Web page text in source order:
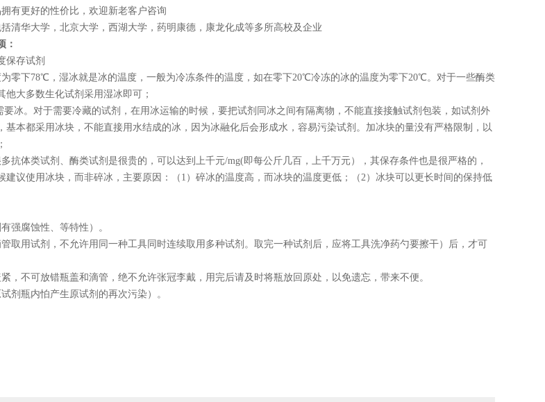
有更好的性价比，欢迎新老客户咨询
清华大学，北京大学，西湖大学，药明康德，康龙化成等多所高校及企业
：
保存试剂
零下78℃ ，湿冰就是冰的温度，一般为冷冻条件的温度，如在零下20℃冷冻的冰的温度为零下20℃。对于一些酶类
大多数生化试剂采用湿冰即可；
要冰。对于需要冷藏的试剂，在用冰运输的时候，要把试剂同冰之间有隔离物，不能直接接触试剂包装，如试剂外
基本都采用冰块，不能直接用水结成的冰，因为冰融化后会形成水，容易污染试剂。加冰块的量没有严格限制，以
抗体类试剂、酶类试剂是很贵的，可以达到上千元/mg(即每公斤几百，上千万元），其保存条件也是很严格的，
建议使用冰块，而非碎冰，主要原因：（ 1 ）碎冰的温度高，而冰块的温度更低；（2）冰块可以更长时间的保持低
强腐蚀性、等特性）。
取用试剂，不允许用同一种工具同时连续取用多种试剂。取完一种试剂后，应将工具洗净药勺要擦干）后，才可
，不可放错瓶盖和滴管，绝不允许张冠李戴，用完后请及时将瓶放回原处，以免遗忘，带来不便。
剂瓶内怕产生原试剂的再次污染）。